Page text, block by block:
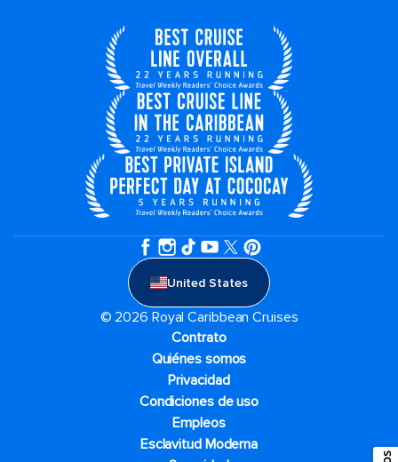
United States
© 2026 Royal Caribbean Cruises
Contrato
Quiénes somos
Privacidad
Condiciones de uso
Empleos
Esclavitud Moderna